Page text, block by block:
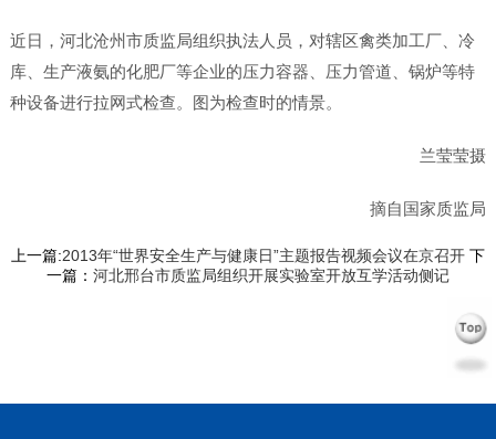
近日，河北沧州市质监局组织执法人员，对辖区禽类加工厂、冷
库、生产液氨的化肥厂等企业的压力容器、压力管道、锅炉等特
种设备进行拉网式检查。图为检查时的情景。
兰莹莹摄
摘自国家质监局
上一篇:2013年“世界安全生产与健康日”主题报告视频会议在京召开下
一篇： 河北邢台市质监局组织开展实验室开放互学活动侧记